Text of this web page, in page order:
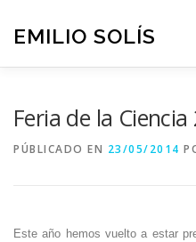
contenido
EMILIO SOLÍS
Feria de la
PÚBLICADO EN 23/05/2014
Este año hemos vuelto a estar